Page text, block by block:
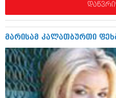
მოდა + დიზაინი
რელიგია
მედიცინა
სპორტი
კადრს მიღმა
კადრს მიღმა
კულინარია
ავტორჩევები
ბელადები
მარისამ კალათბურთი